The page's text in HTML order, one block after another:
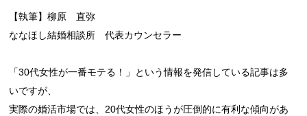
【執筆】柳原 直弥
ななほし結婚相談所 代表カウンセラー
「30代女性が一番モテる！」という情報を発信している記事は多
いですが、
実際の婚活市場では、20代女性のほうが圧倒的に有利な傾向があ